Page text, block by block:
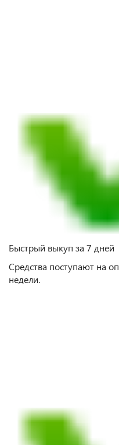
Быстрый выкуп за 7 дней
Средства поступают на
недели.